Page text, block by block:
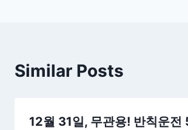
Similar Posts
12월 31일, 무관용! 반칙운전